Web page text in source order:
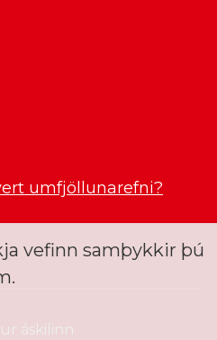
umfjöllunarefni?
áskilinn
vefinn samþykkir þú